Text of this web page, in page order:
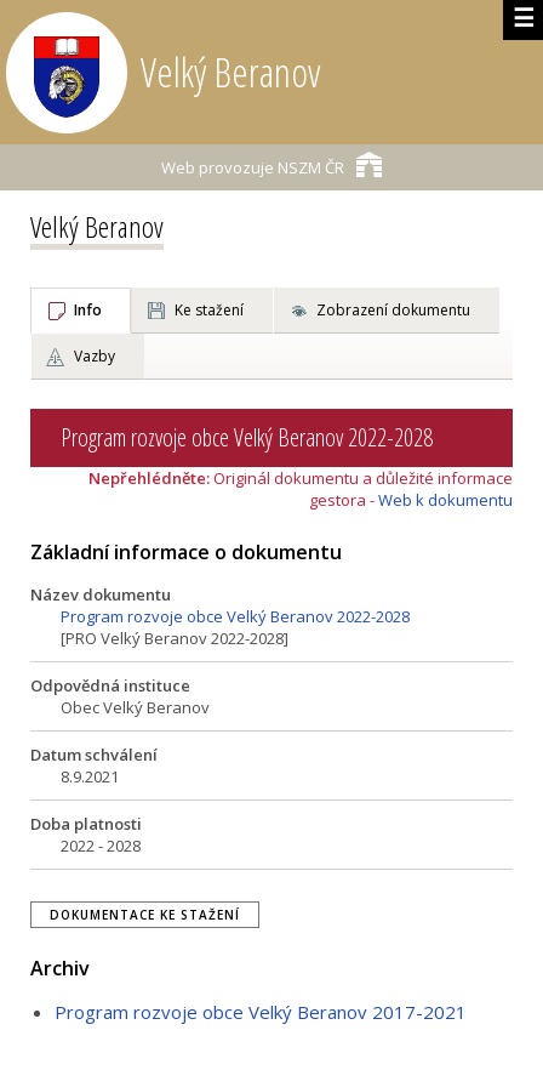
☰
Velký Beranov
Web provozuje NSZM ČR
Velký Beranov
Info Ke stažení Zobrazení dokumentu
Vazby
Program rozvoje obce Velký Beranov 2022-2028
Nepřehlédněte:Originál dokumentu a důležité informace
gestora -Web k dokumentu
Základní informace o dokumentu
Název dokumentu
Program rozvoje obce Velký Beranov 2022-2028
[PRO Velký Beranov 2022-2028]
Odpovědná instituce
Obec Velký Beranov
Datum schválení
8.9.2021
Doba platnosti
2022 - 2028
DOKUMENTACE KE STAŽENÍ
Archiv
Program rozvoje obce Velký Beranov 2017-2021